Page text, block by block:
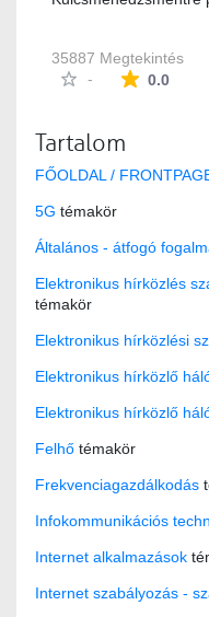
35887 Megtekintés
-
0.0Az
Tartalom
FŐOLDAL /
5G témakör
Általános - átfogó
Elektronikus hírközlés
témakör
Elektronikus hírközlési
Elektronikus hírközlő
Elektronikus hírközlő
Felhő témakör
Frekvenciagazdálkodás
Infokommunikációs
Internet alkalmazások
Internet szabályozás -